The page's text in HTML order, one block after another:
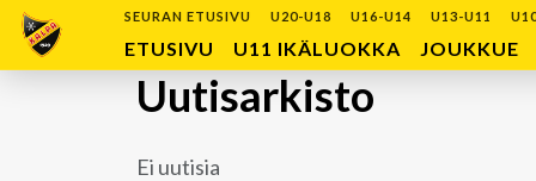
SEURAN ETUSIVU U20-U18 U16-U14 U13-U11
ETUSIVU U11 IKÄLUOKKA JOUKKUE
Uutisarkisto
Ei uutisia